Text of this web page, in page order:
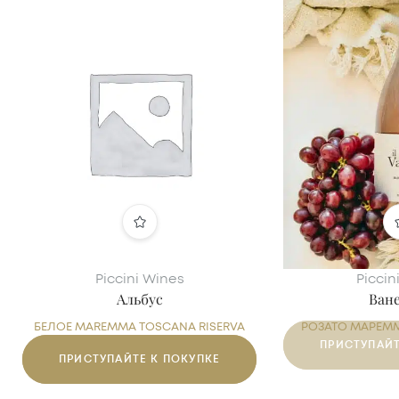
Piccini Wines
Альбус
БЕЛОЕ MAREMMA TOSCANA RISERVA
ПРИСТУПАЙТЕ К ПОКУПКЕ
РОЗАТО